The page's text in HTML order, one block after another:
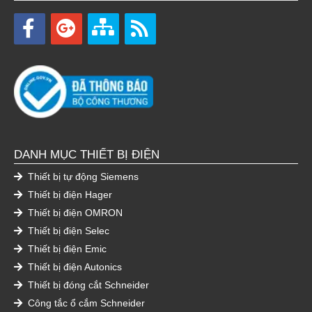
DANH MỤC THIẾT BỊ ĐIỆN
Thiết bị tự động Siemens
Thiết bị điện Hager
Thiết bị điện OMRON
Thiết bị điện Selec
Thiết bị điện Emic
Thiết bị điện Autonics
Thiết bị đóng cắt Schneider
Công tắc ổ cắm Schneider